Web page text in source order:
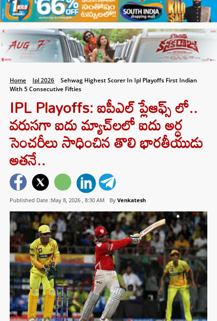
Home Ipl 2026
Sehwag Highest Scorer In Ipl Playoffs First Indian
With 5 Consecutive Fifties
IPL Playoffs: ఐపీఎల్ ప్లేఆఫ్స్ లో..
వరుసగా ఐదు మ్యాచ్‌లలో ఐదు అర్ధ
సెంచరీలు సాధించిన తొలి భారతీయుడు
అతనే..
Published Date :May 8, 2026 , 8:30 AM By Venkatesh